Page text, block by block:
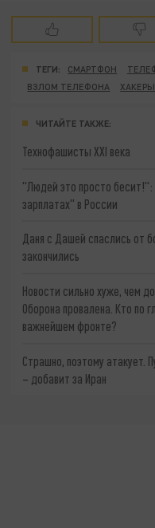
ТЕГИ: СМАРТФОН
ВЗЛОМ ТЕЛЕФОНА
ХАКЕРЫ
ЧИТАЙТЕ ТАКЖЕ:
Технофашисты XXI века
"Людей это просто
зарплатах" в России
Даня с Дашей спаслись от
закончились
Новости сильно хуже, чем
Оборона провалена. Кто по
важнейшем фронте?
Страшно, поэтому атакует.
– добавит за Иран